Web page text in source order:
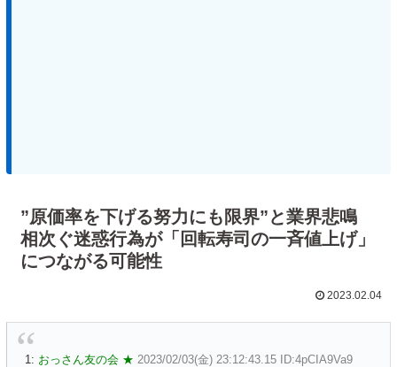
”原価率を下げる努力にも限界”と業界悲鳴
相次ぐ迷惑行為が「回転寿司の一斉値上げ」
につながる可能性
2023.02.04
1: おっさん友の会 ★ 2023/02/03(金) 23:12:43.15 ID:4pCIA9Va9